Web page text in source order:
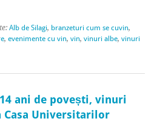
Alb de Silagi, branzeturi cum se cuvin,
, evenimente cu vin, vin, vinuri albe, vinuri
ani de povești, vinuri
Universitarilor